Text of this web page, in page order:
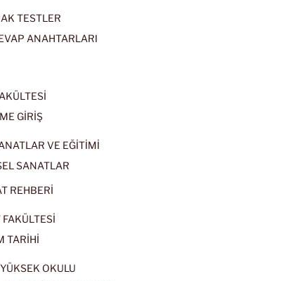
TESTLER
ANAHTARLARI
GİRİŞ
VE EĞİTİMİ
SANATLAR
REHBERİ
FAKÜLTESİ
TARİHİ
OKULU